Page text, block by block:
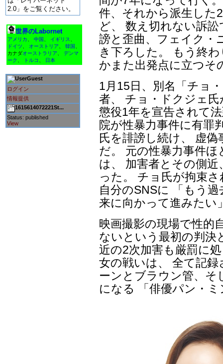
2.0」をご覧ください。
世界のLabornet
アメリカ 中国 イギリス
ドイツ
オーストリア 韓国
カナダオーストラリア
デンマ
ーク
トルコ 日本
Guest
ログイン
情報提供
1615614072221St...
Status: published
View
件、それから派生した
ど、 数え切れない訴
謗と歪曲、フェイク・
き下ろした。 もう終
かまた出発点に立つそ
1月15日、別名「チョ
者、 チョ・ドクジェ
懲役1年を宣告されて
院が性暴力事件に有罪
氏を誹謗し続け、 虚
だ。 元の性暴力事件
は、 加害者とその側
った。 チョ氏が拘束
自分のSNSに 「もう
来に向かって進みたい
映画撮影の現場で性的
ないという最初の判決
近の2次加害も厳罰に
女の戦いは、 全て記
ーンとブラウン管、そ
になる 「俳優パン・